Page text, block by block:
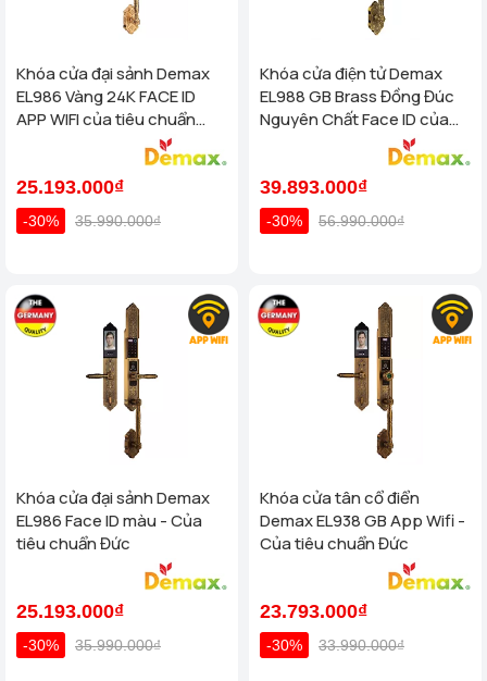
Khóa cửa đại sảnh Demax
EL986 Vàng 24K FACE ID
APP WIFI của tiêu chuẩn
25.193.000₫
-30% 35.990.000₫
Khóa cửa điện tử Demax
EL988 GB Brass Đồng Đúc
Nguyên Chất Face ID của
39.893.000₫
-30% 56.990.000₫
Khóa cửa đại sảnh Demax
EL986 Face ID màu - Của
tiêu chuẩn Đức
25.193.000₫
-30% 35.990.000₫
Khóa cửa tân cổ điển
Demax EL938 GB App Wifi -
Của tiêu chuẩn Đức
23.793.000₫
-30% 33.990.000₫